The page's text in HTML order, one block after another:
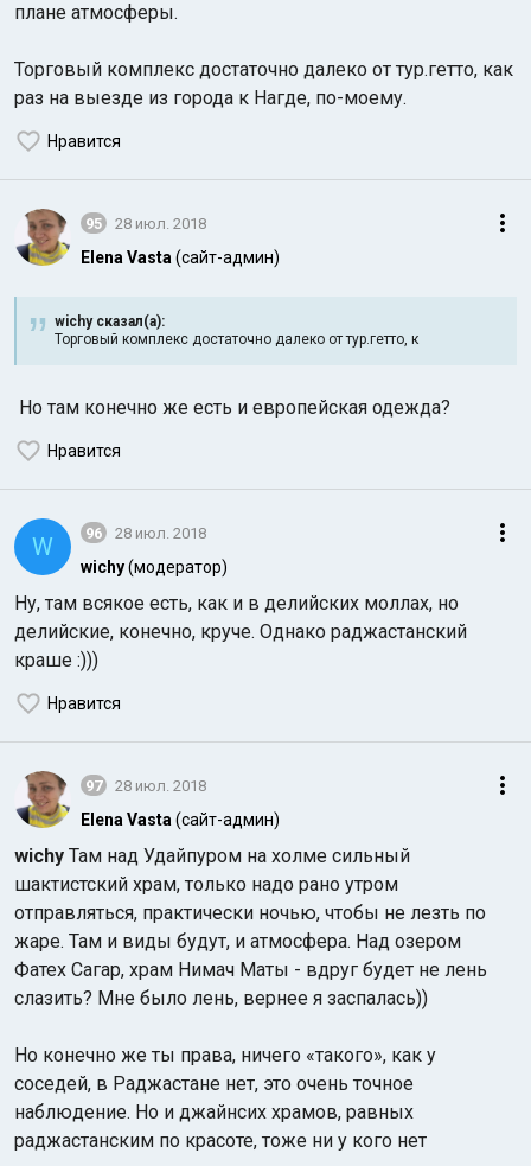
плане атмосферы.
Торговый комплекс достаточно далеко от тур.гетто, как
раз на выезде из города к Нагде, по-моему.
Нравится
95 28 июл. 2018
Elena Vasta (сайт-админ)
wichy сказал(а):
Торговый комплекс достаточно далеко от тур.гетто, к
Но там конечно же есть и европейская одежда?
Нравится
W 96 28 июл. 2018
wichy(модератор)
Ну, там всякое есть, как и в делийских моллах, но
делийские, конечно, круче. Однако раджастанский
краше :)))
Нравится
97 28 июл. 2018
Elena Vasta (сайт-админ)
wichy Там над Удайпуром на холме сильный
шактистский храм, только надо рано утром
отправляться, практически ночью, чтобы не лезть по
жаре. Там и виды будут, и атмосфера. Над озером
Фатех Сагар, храм Нимач Маты - вдруг будет не лень
слазить? Мне было лень, вернее я заспалась))
Но конечно же ты права, ничего «такого», как у
соседей, в Раджастане нет, это очень точное
наблюдение. Но и джайнсих храмов, равных
раджастанским по красоте, тоже ни у кого нет